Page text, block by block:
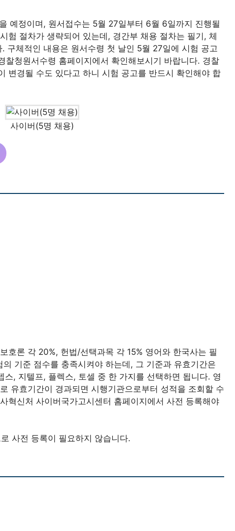
예정이며, 원서접수는 5월 27일부터 6월 6일까지 진행될
험 절차가 생략되어 있는데, 경간부 채용 절차는 필기, 체
구체적인 내용은 원서수령 첫 날인 5월 27일에 시험 공고
찰청원서수령 홈페이지에서 확인해보시기 바랍니다. 경찰
변경될 수도 있다고 하니 시험 공고를 반드시 확인해야 합
사이버(5명 채용)
호론 각 20%, 헌법/선택과목 각 15% 영어와 한국사는 필
기준 점수를 충족시켜야 하는데, 그 기준과 유효기간은
, 지텔프, 플렉스, 토셀 중 한 가지를 선택하면 됩니다. 영
유효기간이 경과되면 시행기관으로부터 성적을 조회할 수
혁신처 사이버국가고시센터 홈페이지에서 사전 등록해야
사전 등록이 필요하지 않습니다.